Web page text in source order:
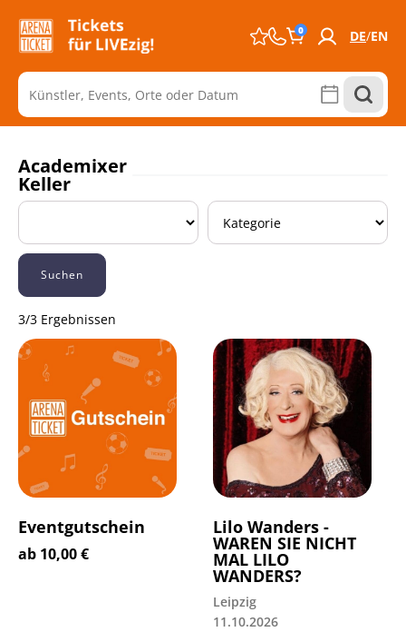
0 DE EN
Academixer
Keller
Suchen
3/3 Ergebnissen
Eventgutschein
ab 10,00€
Lilo Wanders -
WAREN SIE NICHT
MAL LILO
WANDERS?
Leipzig
11.10.2026